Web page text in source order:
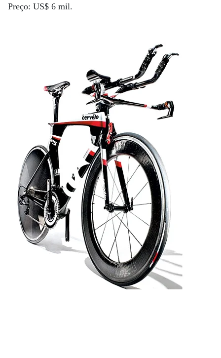
Preço: US$ 6 mil.